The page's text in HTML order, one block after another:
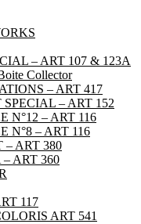
– ART 107 & 123A
Collector
– ART 417
– ART 152
N°12 – ART 116
N°8 – ART 116
ART 380
ART 360
117
ART 541